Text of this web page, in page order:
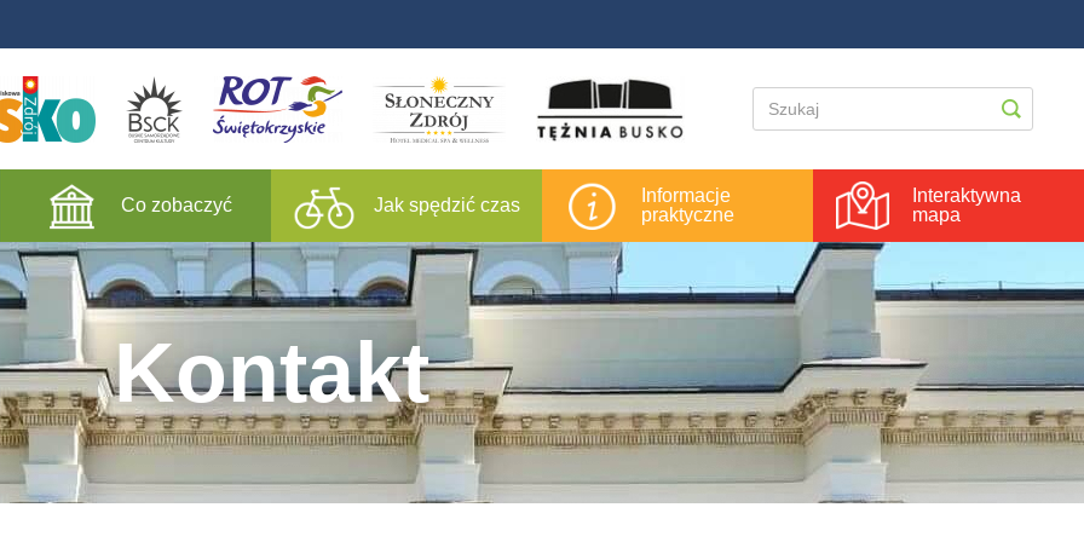
Co zobaczyć Jak spędzić czas
Informacje
praktyczne
Interaktywna
mapa
Kontakt